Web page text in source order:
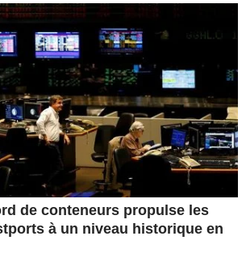
de conteneurs propulse les
à un niveau historique en